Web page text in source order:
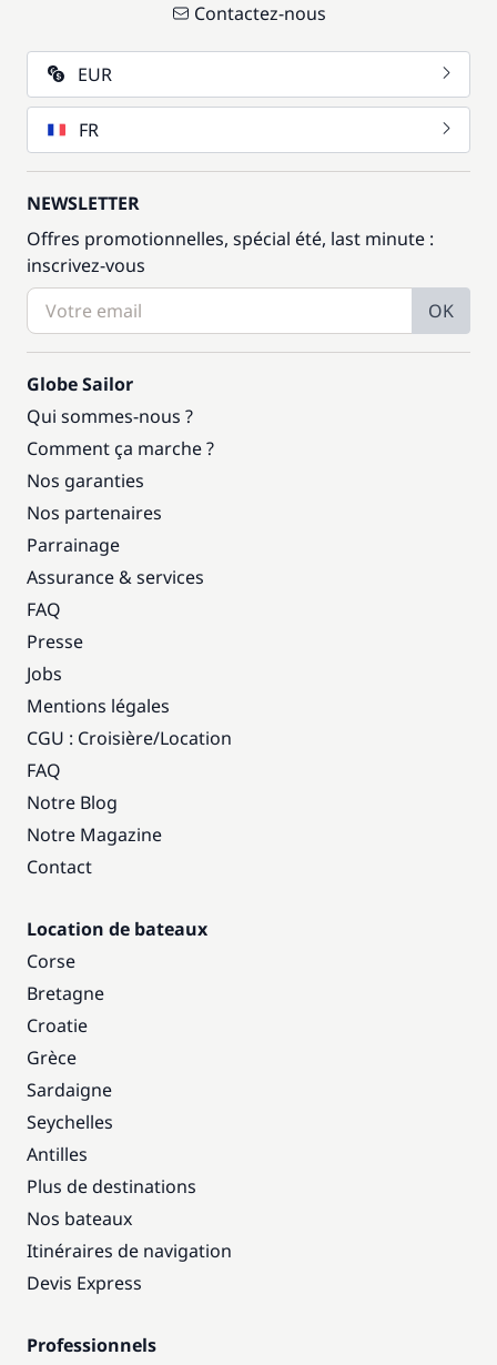
Contactez-nous
EUR
FR
NEWSLETTER
Offres promotionnelles, spécial été, last minute :
inscrivez-vous
OK
Globe Sailor
Qui sommes-nous ?
Comment ça marche ?
Nos garanties
Nos partenaires
Parrainage
Assurance & services
FAQ
Presse
Jobs
Mentions légales
CGU : Croisière/Location
FAQ
Notre Blog
Notre Magazine
Contact
Location de bateaux
Corse
Bretagne
Croatie
Grèce
Sardaigne
Seychelles
Antilles
Plus de destinations
Nos bateaux
Itinéraires de navigation
Devis Express
Professionnels